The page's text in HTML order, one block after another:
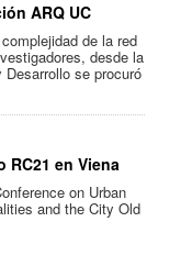
ARQ UC
de la red
desde la
se procuró
RC21 en Viena
on Urban
and the City Old